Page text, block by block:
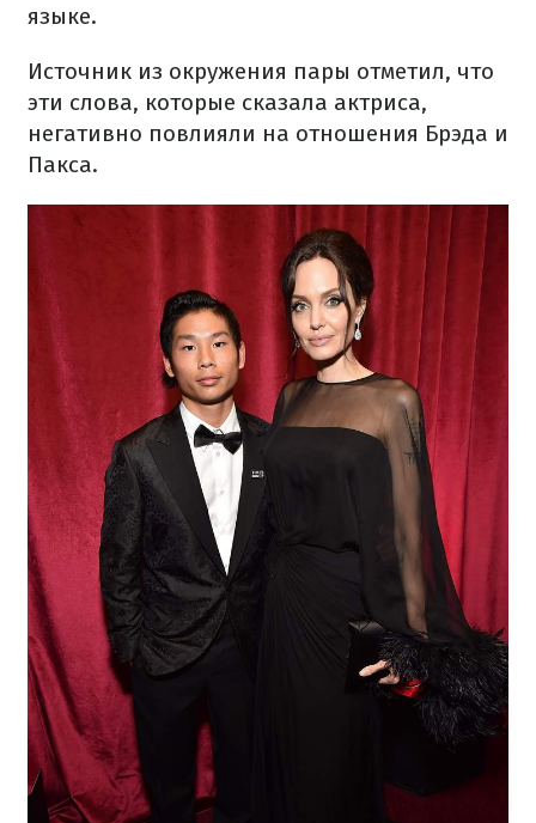
языке.
Источник из окружения пары отметил, что
эти слова, которые сказала актриса,
негативно повлияли на отношения Брэда и
Пакса.